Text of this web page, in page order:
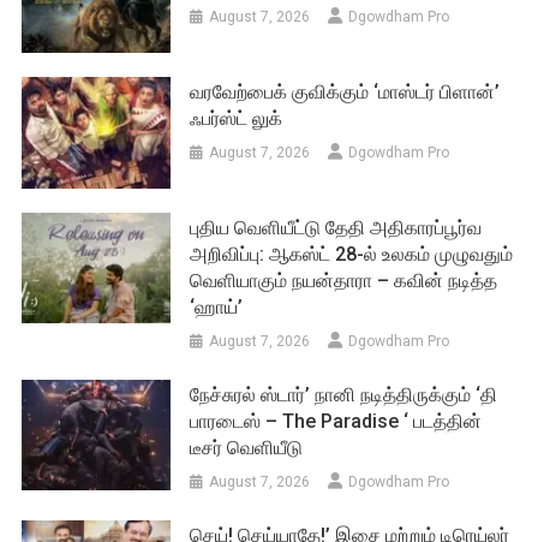
August 7, 2026 Dgowdham Pro
வரவேற்பைக் குவிக்கும் ‘மாஸ்டர் பிளான்’
ஃபர்ஸ்ட் லுக்
August 7, 2026 Dgowdham Pro
புதிய வெளியீட்டு தேதி அதிகாரப்பூர்வ
அறிவிப்பு: ஆகஸ்ட் 28-ல் உலகம் முழுவதும்
வெளியாகும் நயன்தாரா – கவின் நடித்த
‘ஹாய்’
August 7, 2026 Dgowdham Pro
நேச்சுரல் ஸ்டார்’ நானி நடித்திருக்கும் ‘தி
பாரடைஸ் – The Paradise ‘ படத்தின்
டீசர் வெளியீடு
August 7, 2026 Dgowdham Pro
செய்! செய்யாதே!’ இசை மற்றும் டிரெய்லர்